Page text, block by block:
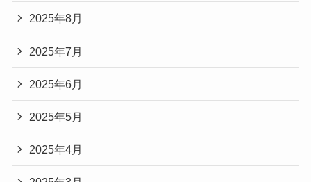
2025年8月
2025年7月
2025年6月
2025年5月
2025年4月